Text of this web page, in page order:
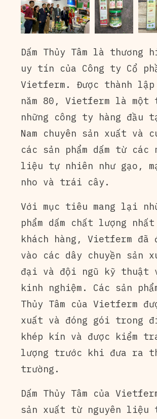
Dấm Thủy Tâm là thương
uy tín của Công ty Cổ
Vietferm. Được thành lập
năm 80, Vietferm là một
những công ty hàng đầu
Nam chuyên sản xuất và
các sản phẩm dấm từ các
liệu tự nhiên như gạo,
nho và trái cây.
Với mục tiêu mang lại
phẩm dấm chất lượng
khách hàng, Vietferm đã
vào các dây chuyền sản
đại và đội ngũ kỹ thuật
kinh nghiệm. Các sản
Thủy Tâm của Vietferm
xuất và đóng gói trong
khép kín và được kiểm
lượng trước khi đưa ra
trường.
Dấm Thủy Tâm của
sản xuất từ nguyên liệu